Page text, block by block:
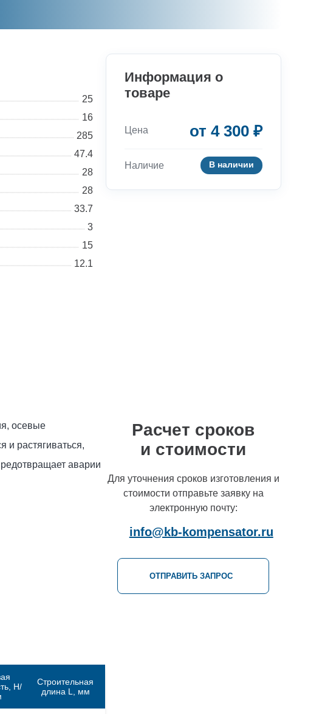
25
16
285
47.4
28
28
33.7
3
15
12.1
осевые
и растягиваться,
аварии
Н/
Строительная
длина L, мм
Информация о
товаре
Цена от 4 300 ₽
Наличие В наличии
Расчет сроков
и стоимости
Для уточнения сроков изготовления и
стоимости отправьте заявку на
электронную почту:
info@kb-kompensator.ru
ОТПРАВИТЬ ЗАПРОС